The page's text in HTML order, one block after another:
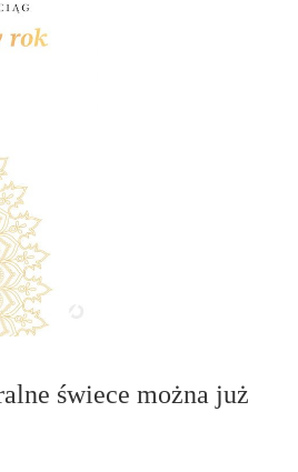
świece można już